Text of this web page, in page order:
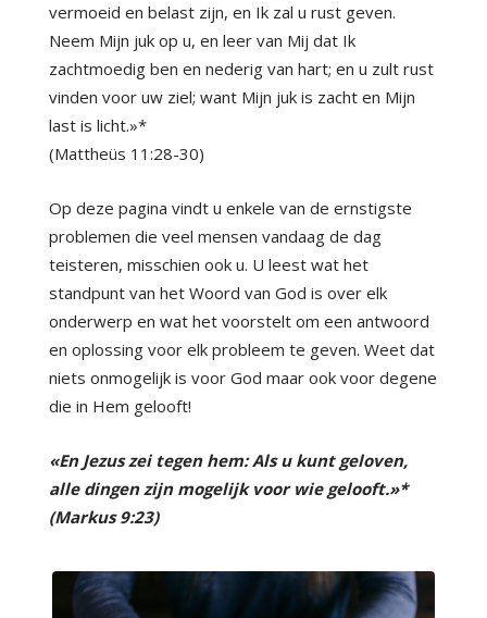
vermoeid en belast zijn, en Ik zal u rust geven.
Neem Mijn juk op u, en leer van Mij dat Ik
zachtmoedig ben en nederig van hart; en u zult rust
vinden voor uw ziel; want Mijn juk is zacht en Mijn
last is licht.»*
(Mattheüs 11:28-30)
Op deze pagina vindt u enkele van de ernstigste
problemen die veel mensen vandaag de dag
teisteren, misschien ook u. U leest wat het
standpunt van het Woord van God is over elk
onderwerp en wat het voorstelt om een antwoord
en oplossing voor elk probleem te geven. Weet dat
niets onmogelijk is voor God maar ook voor degene
die in Hem gelooft!
«En Jezus zei tegen hem: Als u kunt geloven,
alle dingen zijn mogelijk voor wie gelooft.»*
(Markus 9:23)